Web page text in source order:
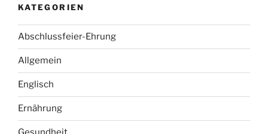
KATEGORIEN
Abschlussfeier-Ehrung
Allgemein
Englisch
Ernährung